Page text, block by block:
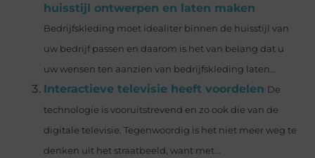
huisstijl ontwerpen en laten maken
Bedrijfskleding moet idealiter binnen de huisstijl van
uw bedrijf passen en daarom is het van belang dat u
uw wensen ten aanzien van bedrijfskleding laten...
Interactieve televisie heeft voordelen De
technologie is vooruitstrevend en zo ook die van de
digitale televisie. Tegenwoordig is het niet meer weg te
denken uit het straatbeeld, want met...